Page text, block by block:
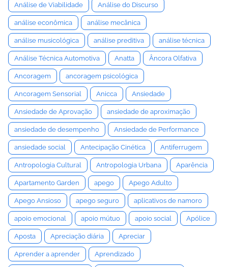
Análise de Viabilidade Análise do Discurso
análise econômica análise mecânica
análise musicológica análise preditiva análise técnica
Análise Técnica Automotiva Anatta Âncora Olfativa
Ancoragem ancoragem psicológica
Ancoragem Sensorial Anicca Ansiedade
Ansiedade de Aprovação ansiedade de aproximação
ansiedade de desempenho Ansiedade de Performance
ansiedade social Antecipação Cinética Antiferrugem
Antropologia Cultural Antropologia Urbana Aparência
Apartamento Garden apego Apego Adulto
Apego Ansioso apego seguro aplicativos de namoro
apoio emocional apoio mútuo apoio social Apólice
Aposta Apreciação diária Apreciar
Aprender a aprender Aprendizado